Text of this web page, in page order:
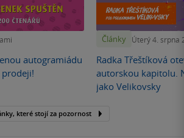
autogramiádu
prodeji!
Články Úterý 4. srpna
Radka Třeštíková
autorskou kapitolu.
jako Velikovsky
které stojí za pozornost